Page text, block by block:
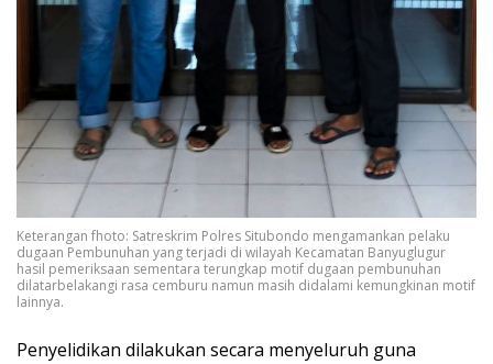
Keterangan fhoto: Satreskrim Polres Situbondo mengamankan pelaku
dugaan Pembunuhan yang terjadi di wilayah Kecamatan Banyuglugur
hasil pemeriksaan sementara terungkap motif dugaan pembunuhan
dilatarbelakangi rasa cemburu namun masih didalami kemungkinan motif
lainnya.
Penyelidikan dilakukan secara menyeluruh guna